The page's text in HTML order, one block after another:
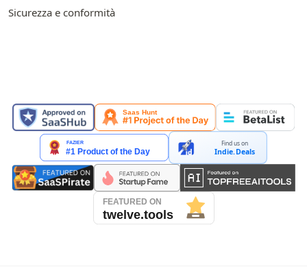
Sicurezza e conformità
Find us on
Indie.Deals